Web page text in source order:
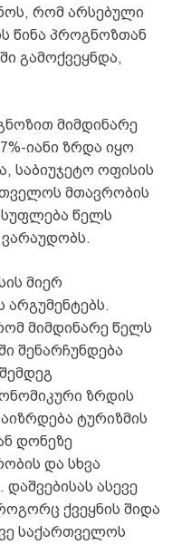
რომ არსებული
წინა პროგნოზთან
გამოქვეყნდა,
მიმდინარე
იანი ზრდა იყო
საბიუჯეტო ოფისის
მთავრობის
წელს
ვარაუდობს.
მიერ
არგუმენტებს.
მიმდინარე წელს
შენარჩუნდება
ზრდის
ტურიზმის
დონეზე
და სხვა
ასევე
ქვეყნის შიდა
საქართველოს